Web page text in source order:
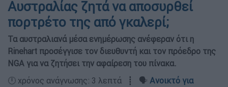
Αυστραλίας ζητά να αποσυρθεί
πορτρέτο της από γκαλερί;
Τα αυστραλιανά μέσα ενημέρωσης ανέφεραν ότι η
Rinehart προσέγγισε τον διευθυντή και τον πρόεδρο της
NGA για να ζητήσει την αφαίρεση του πίνακα.
🕛 χρόνος ανάγνωσης: 3 λεπτά ┋ 🗣️ Ανοικτό για